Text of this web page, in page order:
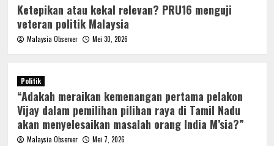
Ketepikan atau kekal relevan? PRU16 menguji
veteran politik Malaysia
Malaysia Observer Mei 30, 2026
Politik
“Adakah meraikan kemenangan pertama pelakon
Vijay dalam pemilihan pilihan raya di Tamil Nadu
akan menyelesaikan masalah orang India M’sia?”
Malaysia Observer Mei 7, 2026